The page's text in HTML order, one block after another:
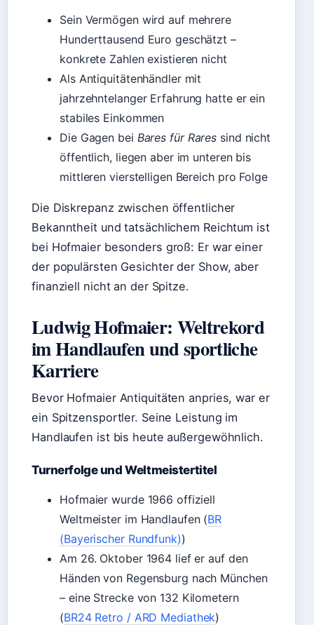
Sein Vermögen wird auf mehrere
Hunderttausend Euro geschätzt –
konkrete Zahlen existieren nicht
Als Antiquitätenhändler mit
jahrzehntelanger Erfahrung hatte er ein
stabiles Einkommen
Die Gagen bei Bares für Rares sind nicht
öffentlich, liegen aber im unteren bis
mittleren vierstelligen Bereich pro Folge
Die Diskrepanz zwischen öffentlicher
Bekanntheit und tatsächlichem Reichtum ist
bei Hofmaier besonders groß: Er war einer
der populärsten Gesichter der Show, aber
finanziell nicht an der Spitze.
Ludwig Hofmaier: Weltrekord
im Handlaufen und sportliche
Karriere
Bevor Hofmaier Antiquitäten anpries, war er
ein Spitzensportler. Seine Leistung im
Handlaufen ist bis heute außergewöhnlich.
Turnerfolge und Weltmeistertitel
Hofmaier wurde 1966 offiziell
Weltmeister im Handlaufen (BR
(Bayerischer Rundfunk))
Am 26. Oktober 1964 lief er auf den
Händen von Regensburg nach München
– eine Strecke von 132 Kilometern
(BR24 Retro / ARD Mediathek)